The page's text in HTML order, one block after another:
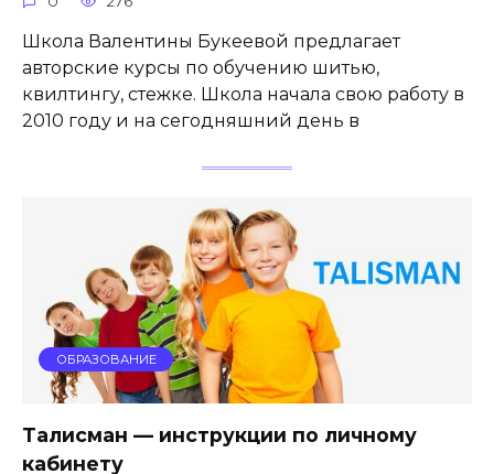
Школа Валентины Букеевой предлагает
авторские курсы по обучению шитью,
квилтингу, стежке. Школа начала свою работу в
2010 году и на сегодняшний день в
ОБРАЗОВАНИЕ
Талисман — инструкции по личному
кабинету